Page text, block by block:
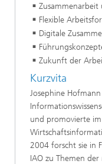
Zusammenarbeit
Flexible
Digitale
Zukunft der
Kurzvita
Josephine
und promovierte
2004 forscht sie in
IAO zu Themen